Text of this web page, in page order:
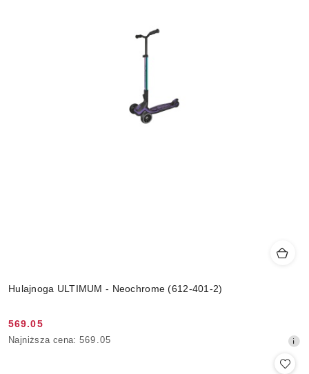
Hulajnoga ULTIMUM - Neochrome (612-401-2)
Cena
promocyjna:
569.05
Najniższa
Najniższa cena: 569.05